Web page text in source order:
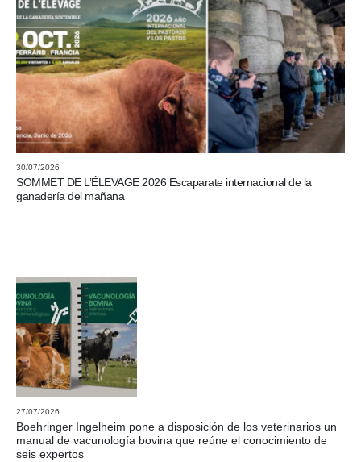
30/07/2026
SOMMET DE L’ÉLEVAGE 2026 Escaparate internacional de la
ganadería del mañana
27/07/2026
Boehringer Ingelheim pone a disposición de los veterinarios un
manual de vacunología bovina que reúne el conocimiento de
seis expertos